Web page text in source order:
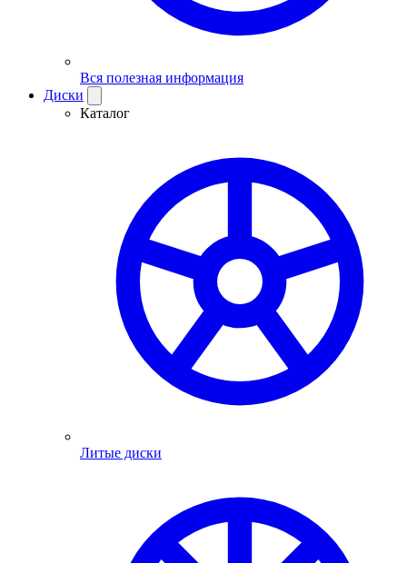
Вся полезная информация
Диски
Каталог
Литые диски